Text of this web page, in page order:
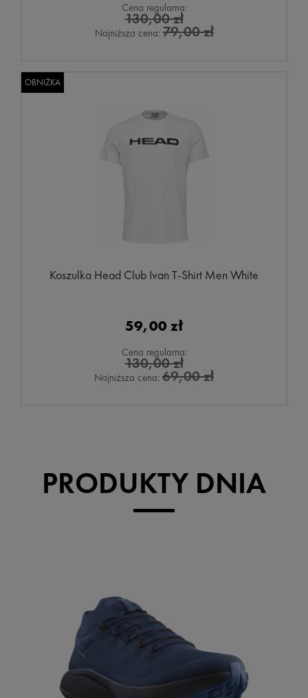
Cena regularna:
130,00 zł
Najniższa cena:79,00 zł
Koszulka Head Club Ivan T-Shirt Men White
59,00 zł
Cena regularna:
130,00 zł
Najniższa cena: 69,00 zł
OBNIŻKA
PRODUKTY DNIA